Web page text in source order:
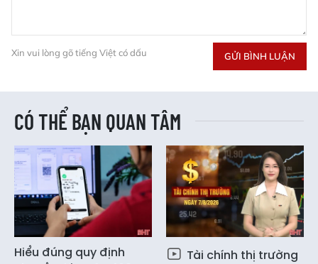
Xin vui lòng gõ tiếng Việt có dấu GỬI BÌNH LUẬN
CÓ THỂ BẠN QUAN TÂM
Hiểu đúng quy định
Tài chính thị trường